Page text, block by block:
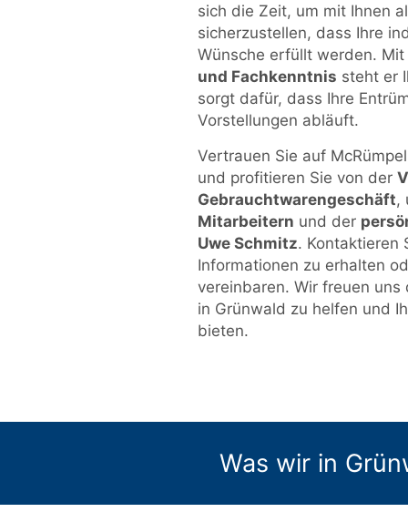
sich die Zeit, um mit Ihnen
sicherzustellen, dass Ihre
Wünsche erfüllt werden.
und Fachkenntnis steht er
sorgt dafür, dass Ihre
Vorstellungen abläuft.
Vertrauen Sie auf
und profitieren Sie von der
Gebrauchtwarengeschäft,
Mitarbeitern und der
Uwe Schmitz. Kontaktieren
Informationen zu erhalten
vereinbaren. Wir freuen uns
in Grünwald zu helfen und
bieten.
Was wir in